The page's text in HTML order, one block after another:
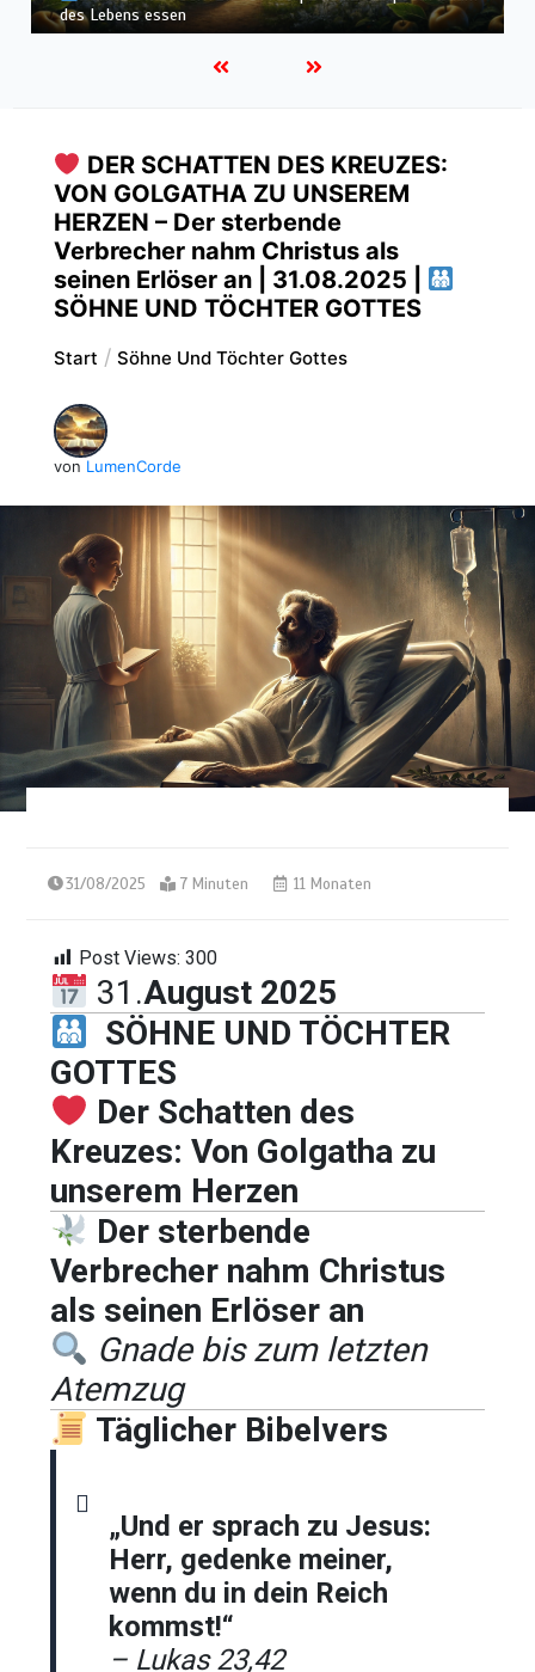
Himmelreich erben
DER SCHATTEN DES KREUZES:
VON GOLGATHA ZU UNSEREM
HERZEN – Der sterbende
Verbrecher nahm Christus als
seinen Erlöser an | 31.08.2025 |
SÖHNE UND TÖCHTER GOTTES
Start Söhne Und Töchter Gottes
von LumenCorde
31/08/2025 7 Minuten 11 Monaten
Post Views: 300
31.August 2025
SÖHNE UND TÖCHTER
GOTTES
Der Schatten des
Kreuzes: Von Golgatha zu
unserem Herzen
Der sterbende
Verbrecher nahm Christus
als seinen Erlöser an
Gnade bis zum letzten
Atemzug
Täglicher Bibelvers
„Und er sprach zu Jesus:
Herr, gedenke meiner,
wenn du in dein Reich
kommst!“
– Lukas 23,42